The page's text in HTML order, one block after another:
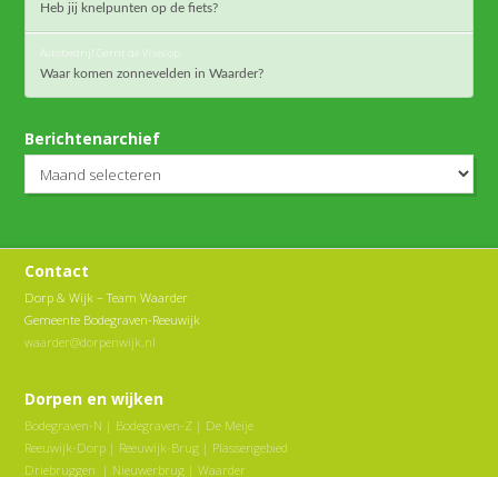
Heb jij knelpunten op de fiets?
Autobedrijf Gerrit de Vries op
Waar komen zonnevelden in Waarder?
Berichtenarchief
Contact
Dorp & Wijk – Team Waarder
Gemeente Bodegraven-Reeuwijk
waarder@dorpenwijk.nl
Dorpen en wijken
Bodegraven-N | Bodegraven-Z | De Meije
Reeuwijk-Dorp | Reeuwijk-Brug | Plassengebied
Driebruggen | Nieuwerbrug |Waarder